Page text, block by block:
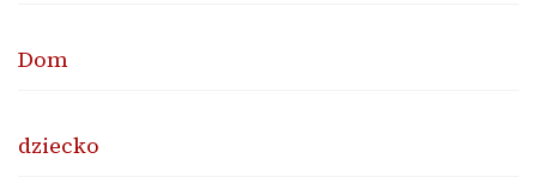
Dom
dziecko